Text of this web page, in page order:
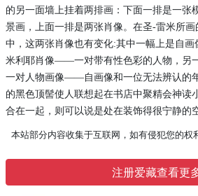
的另一面墙上挂着两排画：下面一排是一张
景画，上面一排是两张肖像。在圣-雷米所画
中，这两张肖像也有变化:其中一幅上是自
米利耶肖像——一对带有性色彩的人物，另
一对人物画像——自画像和一位无法辨认的
的黑色顶髻使人联想起在书店中聚精会神读
合在一起，则可以说是处在装饰得很宁静的
本站部分内容收集于互联网，如有侵犯您的权
注册爱藏查看更